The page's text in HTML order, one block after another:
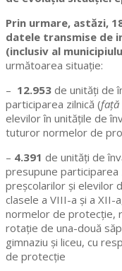
Prin urmare, astăzi,
datele transmise de
(inclusiv al
următoarea situație:
– 12.953 de unități de
participarea zilnică (față
elevilor în unitățile de
tuturor normelor de
– 4.391 de unități de
presupune participarea
preșcolarilor și elevilor
clasele a VIII-a și a
normelor de protecție,
rotație de una-două
gimnaziu și liceu, cu
de protecție